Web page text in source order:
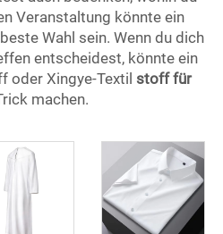
Veranstaltung könnte ein
Wahl sein. Wenn du dich
entscheidest, könnte ein
oder Xingye-Textil stoff für
machen.